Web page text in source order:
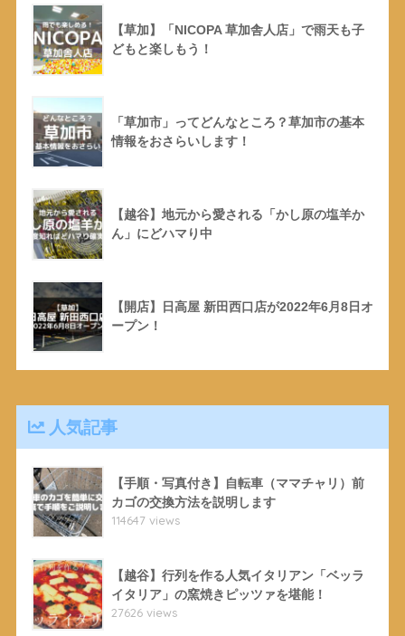
【草加】「NICOPA 草加舎人店」で雨天も子
どもと楽しもう！
「草加市」ってどんなところ？草加市の基本
情報をおさらいします！
【越谷】地元から愛される「かし原の塩羊か
ん」にどハマり中
【開店】日高屋 新田西口店が2022年6月8日オ
ープン！
人気記事
【手順・写真付き】自転車（ママチャリ）前
カゴの交換方法を説明します
114647 views
【越谷】行列を作る人気イタリアン「ベッラ
イタリア」の窯焼きピッツァを堪能！
27626 views